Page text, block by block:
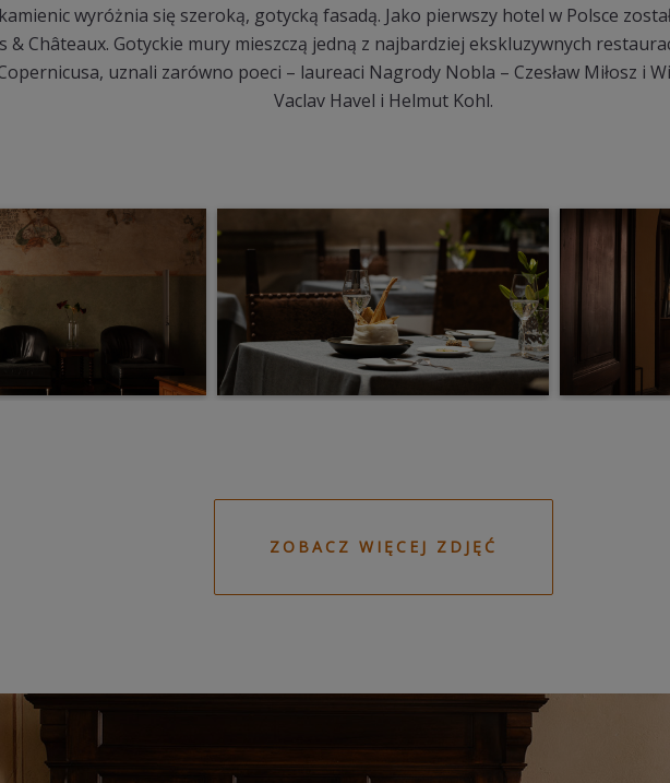
wyróżnia się szeroką, gotycką fasadą. Jako pierwszy hotel w Polsce
& Châteaux. Gotyckie mury mieszczą jedną z najbardziej ekskluzywnych
uznali zarówno poeci – laureaci Nagrody Nobla – Czesław Miłosz i
Vaclav Havel i Helmut Kohl.
ZOBACZ WIĘCEJ ZDJĘĆ